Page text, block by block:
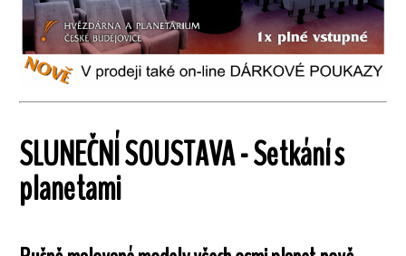
SLUNEČNÍ SOUSTAVA - Setkání s
planetami